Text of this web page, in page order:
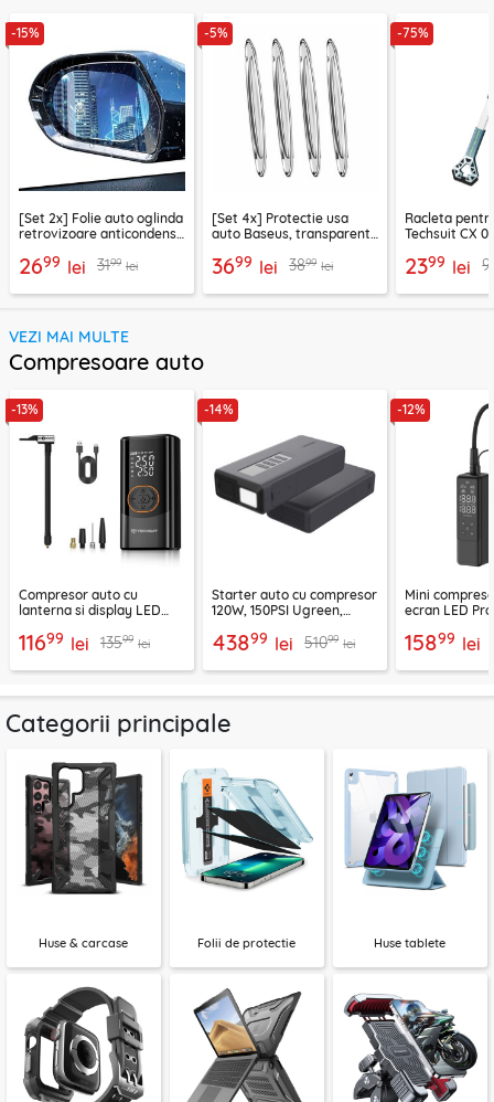
-15%
[Set 2x] Folie auto oglinda
retrovizoare anticondens
2699 lei 3199 lei
-5%
[Set 4x] Protectie usa
auto Baseus, transparent,
3699 lei 3899 lei
-75%
Racleta
Techsuit CX
2399 lei
VEZI MAI MULTE
Compresoare auto
-13%
Compresor auto cu
lanterna si display LED
11699 lei 13599 lei
-14%
Starter auto cu compresor
120W, 150PSI Ugreen,
43899 lei 51099 lei
-12%
Mini
ecran LED
15899 lei
Categorii principale
Huse & carcase Folii de protectie Huse tablete